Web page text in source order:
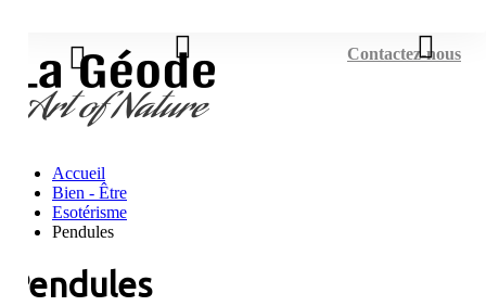
Contactez-nous
Accueil
Bien - Être
Esotérisme
Pendules
Pendules